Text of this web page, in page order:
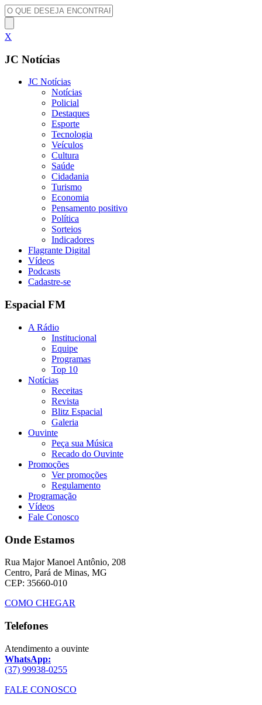
X
JC Notícias
JC Notícias
Notícias
Policial
Destaques
Esporte
Tecnologia
Veículos
Cultura
Saúde
Cidadania
Turismo
Economia
Pensamento positivo
Política
Sorteios
Indicadores
Flagrante Digital
Vídeos
Podcasts
Cadastre-se
Espacial FM
A Rádio
Institucional
Equipe
Programas
Top 10
Notícias
Receitas
Revista
Blitz Espacial
Galeria
Ouvinte
Peça sua Música
Recado do Ouvinte
Promoções
Ver promoções
Regulamento
Programação
Vídeos
Fale Conosco
Onde Estamos
Rua Major Manoel Antônio, 208
Centro, Pará de Minas, MG
CEP: 35660-010
COMO CHEGAR
Telefones
Atendimento a ouvinte
WhatsApp:
(37) 99938-0255
FALE CONOSCO